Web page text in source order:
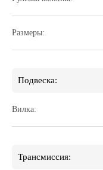
Размеры:
Подвеска:
Вилка:
Трансмиссия: